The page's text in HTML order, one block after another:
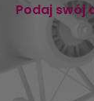
Podaj swój